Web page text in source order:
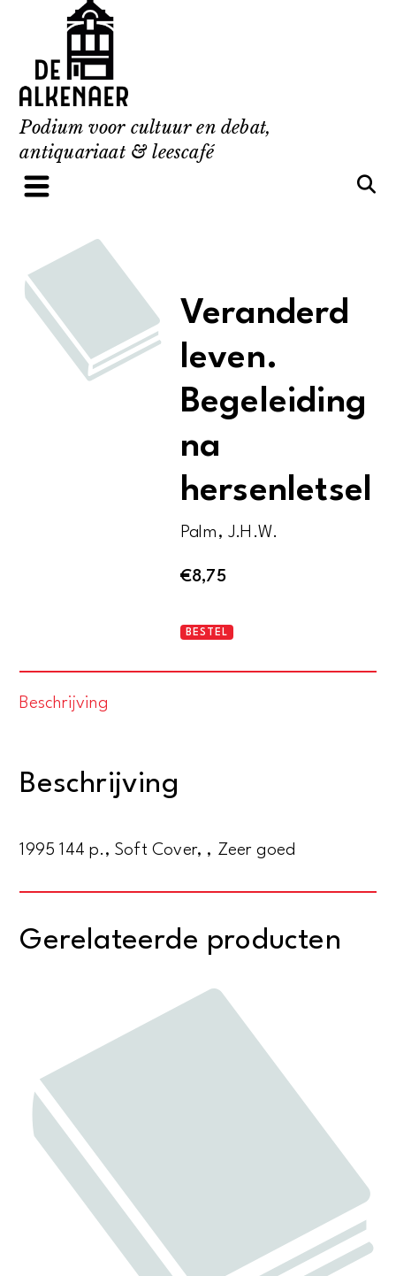
content
Podium voor cultuur en debat,
antiquariaat & leescafé
Veranderd
leven.
Begeleiding
na
hersenletsel
Palm, J.H.W.
€8,75
Veranderd
BESTEL
Beschrijving
Beschrijving
1995 144 p., Soft Cover, , Zeer goed
Gerelateerde producten